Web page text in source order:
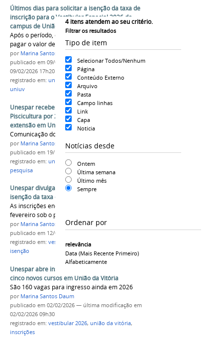
4itens atendem ao seu critério.
Filtrar os resultados
Tipo de item
Selecionar Todos/Nenhum
Página
Conteúdo Externo
Arquivo
Pasta
Campo linhas
Link
Capa
Noticia
Notícias desde
Ontem
Última semana
Último mês
Sempre
Ordenar por
relevância
Data (mais Recente Primeiro)
Alfabeticamente
Últimos dias para solicitar a isenção da taxa de
inscrição para o Vestibular Especial 2026 do
campus de União da Vitória
Após o período, candidatos e candidatas devem
pagar o valor de R$ 50
por Marina Santos Daum
publicado em 09/02/2026 —última modificaçãoem
09/02/2026 17h20
registrado em: união da vitória,vestibular 2026
uniuv
Unespar recebe cessão de uso da Estação de
Piscicultura por 25 anos e fortalece pesquisa e
extensão em União da Vitória
Comunicação do campus de União da Vitória
por Marina Santos Daum
publicado em 19/12/2025
registrado em: união da vitória
pesquisa
Unespar divulga resultado da solicitação da
isenção da taxa de inscrição para o Vestibular
As inscrições encerram somente no dia 18 de
fevereiro sob o pagamento da taxa de R$ 50
por Marina Santos Daum
publicado em 12/02/2026
registrado em: vestibular 2026,união da vitória
isenção
Unespar abre inscrições do Vestibular para
cinco novos cursos em União da Vitória
São 160 vagas para ingresso ainda em 2026
por Marina Santos Daum
publicado em 02/02/2026 — última modificação em
02/02/2026 09h30
registrado em: vestibular 2026, união da vitória,
inscrições